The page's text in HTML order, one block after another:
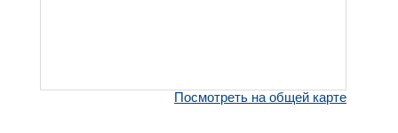
Посмотреть на общей карте